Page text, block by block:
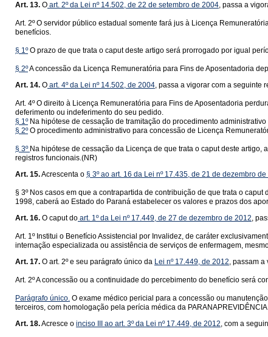
Art. 13. O art. 2º da Lei nº 14.502, de 22 de setembro de 2004, passa a
Art. 2º O servidor público estadual somente fará jus à Licença
benefícios.
§ 1ºO prazo de que trata o caput deste artigo será prorrogado por igual
§ 2ºA concessão da Licença Remuneratória para Fins de Aposentadoria
Art. 14. O art. 4º da Lei nº 14.502, de 2004, passa a vigorar com a seguinte
Art. 4º O direito à Licença Remuneratória para Fins de Aposentadoria
deferimento ou indeferimento do seu pedido.
§ 1ºNa hipótese de cessação de tramitação do procedimento
§ 2ºO procedimento administrativo para concessão de Licença
§ 3º Na hipótese de cessação da Licença de que trata o caput deste
registros funcionais.(NR)
Art. 15.Acrescenta o § 3º ao art. 16 da Lei nº 17.435, de 21 de dezembro de
§ 3º Nos casos em que a contrapartida de contribuição de que trata o
1998, caberá ao Estado do Paraná estabelecer os valores e prazos dos
Art. 16. O caput do art. 1º da Lei nº 17.449, de 27 de dezembro de 2012,
Art. 1º Institui o Benefício Assistencial por Invalidez, de caráter
internação especializada ou assistência de serviços de enfermagem,
Art. 17. O art. 2º e seu parágrafo único da Lei nº 17.449, de 2012, passam a
Art. 2º A concessão ou a continuidade do percebimento do benefício será
Parágrafo único. O exame médico pericial para a concessão ou
terceiros, com homologação pela perícia médica da
Art. 18.Acresce o inciso III ao art. 3º da Lei nº 17.449, de 2012, com a